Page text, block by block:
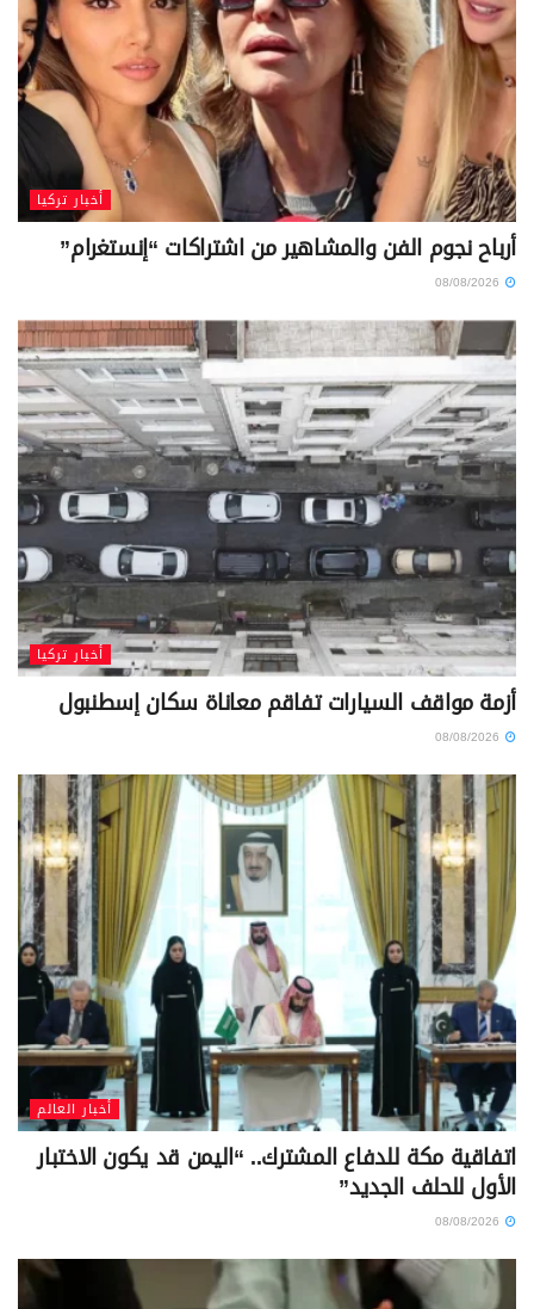
أخبار تركيا
أرباح نجوم الفن والمشاهير من اشتراكات “إنستغرام”
أخبار تركيا
أزمة مواقف السيارات تفاقم معاناة سكان إسطنبول
أخبار العالم
اتفاقية مكة للدفاع المشترك.. “اليمن قد يكون الاختبار
الأول للحلف الجديد”